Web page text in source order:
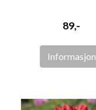
89,-
Informasjon